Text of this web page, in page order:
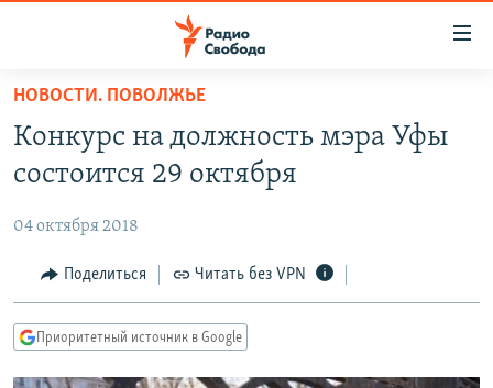
упрощенного
доступа
основному
Вернутся
главной
навигации
Вернутся
ПОДКАСТЫ
ЦИТАТЫ СВОБОДЫ
МНЕНИЯ
IDEL.РЕАЛИИ
НОВОСТИ. ПОВОЛЖЬЕ
Конкурс на должность мэра Уфы
состоится 29 октября
04 октября 2018
Поделиться Читать без VPN
Приоритетный источник в Google